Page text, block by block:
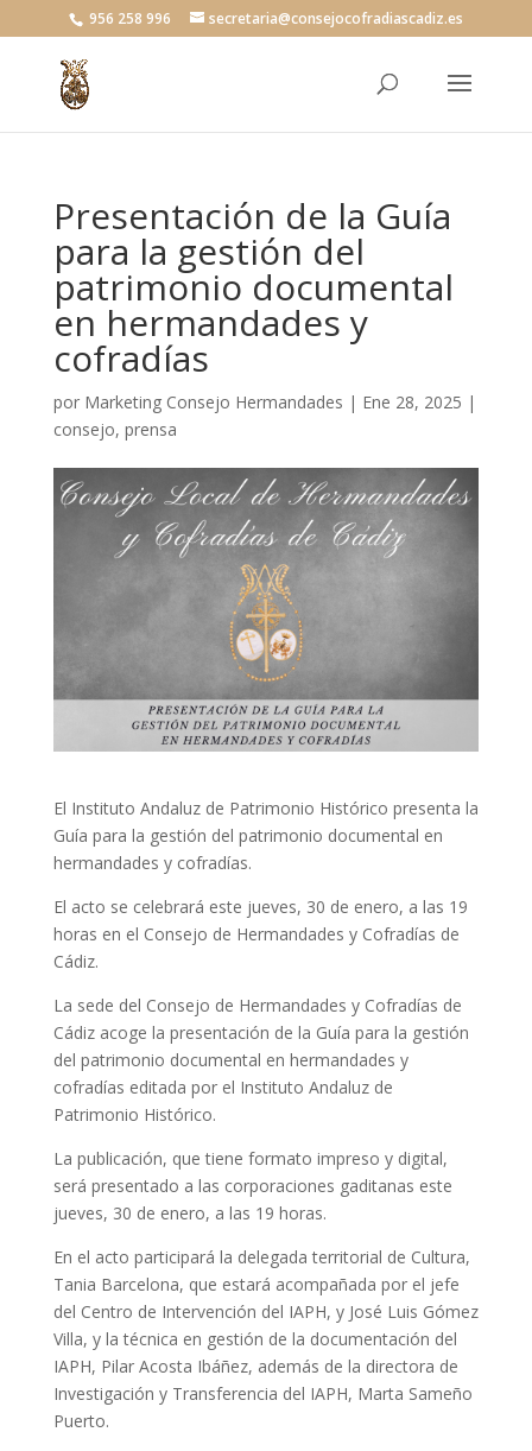
956 258 996 secretaria@consejocofradiascadiz.es
Presentación de la Guía
para la gestión del
patrimonio documental
en hermandades y
cofradías
por Marketing Consejo Hermandades | Ene 28, 2025 |
consejo, prensa
El Instituto Andaluz de Patrimonio Histórico presenta la
Guía para la gestión del patrimonio documental en
hermandades y cofradías.
El acto se celebrará este jueves, 30 de enero, a las 19
horas en el Consejo de Hermandades y Cofradías de
Cádiz.
La sede del Consejo de Hermandades y Cofradías de
Cádiz acoge la presentación de la Guía para la gestión
del patrimonio documental en hermandades y
cofradías editada por el Instituto Andaluz de
Patrimonio Histórico.
La publicación, que tiene formato impreso y digital,
será presentado a las corporaciones gaditanas este
jueves, 30 de enero, a las 19 horas.
En el acto participará la delegada territorial de Cultura,
Tania Barcelona, que estará acompañada por el jefe
del Centro de Intervención del IAPH, y José Luis Gómez
Villa, y la técnica en gestión de la documentación del
IAPH, Pilar Acosta Ibáñez, además de la directora de
Investigación y Transferencia del IAPH, Marta Sameño
Puerto.